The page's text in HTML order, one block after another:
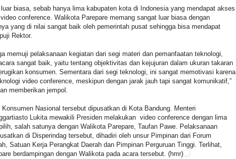
biasa, sebab hanya lima kabupaten kota di Indonesia yang mendapat akses
conference. Walikota Parepare memang sangat luar biasa dengan
yang di nilai sangat baik oleh pemerintah pusat sehingga bisa mendapat
Rektor.
memuji pelaksanaan kegiatan dari segi materi dan pemanfaatan teknologi,
sangat baik, yaitu tentang objektivitas dan kejujuran dalam ukuran takaran
konsumen. Sementara dari segi teknologi, ini sangat memotivasi karena
video conference, meskipun dengan jarak jauh tapi sangat komunikatif,”
memberikan jempol.
Konsumen Nasional tersebut dipusatkan di Kota Bandung. Menteri
Lukita mewakili Presiden melakukan video conference dengan lima
salah satunya dengan Walikota Parepare, Taufan Pawe. Pelaksanaan
di Disperindag tersebut, dihadiri oleh unsur Pimpinan dari Forum
Satuan Kerja Perangkat Daerah dan Pimpinan Perguruan Tinggi. Terlihat,
berdampingan dengan Walikota pada acara tersebut. (hmr)